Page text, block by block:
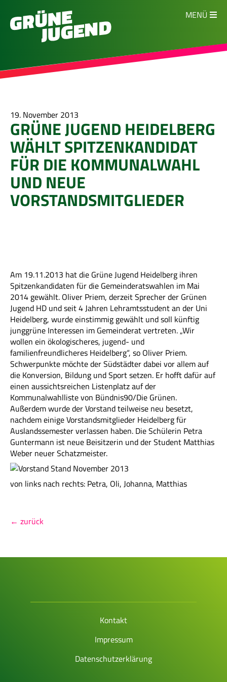
MENÜ
19. November 2013
GRÜNE JUGEND HEIDELBERG
WÄHLT SPITZENKANDIDAT
FÜR DIE KOMMUNALWAHL
UND NEUE
VORSTANDSMITGLIEDER
Am 19.11.2013 hat die Grüne Jugend Heidelberg ihren
Spitzenkandidaten für die Gemeinderatswahlen im Mai
2014 gewählt. Oliver Priem, derzeit Sprecher der Grünen
Jugend HD und seit 4 Jahren Lehramtsstudent an der Uni
Heidelberg, wurde einstimmig gewählt und soll künftig
junggrüne Interessen im Gemeinderat vertreten. „Wir
wollen ein ökologischeres, jugend- und
familienfreundlicheres Heidelberg“, so Oliver Priem.
Schwerpunkte möchte der Südstädter dabei vor allem auf
die Konversion, Bildung und Sport setzen. Er hofft dafür auf
einen aussichtsreichen Listenplatz auf der
Kommunalwahlliste von Bündnis90/Die Grünen.
Außerdem wurde der Vorstand teilweise neu besetzt,
nachdem einige Vorstandsmitglieder Heidelberg für
Auslandssemester verlassen haben. Die Schülerin Petra
Guntermann ist neue Beisitzerin und der Student Matthias
Weber neuer Schatzmeister.
von links nach rechts: Petra, Oli, Johanna, Matthias
← zurück
Kontakt
Impressum
Datenschutzerklärung